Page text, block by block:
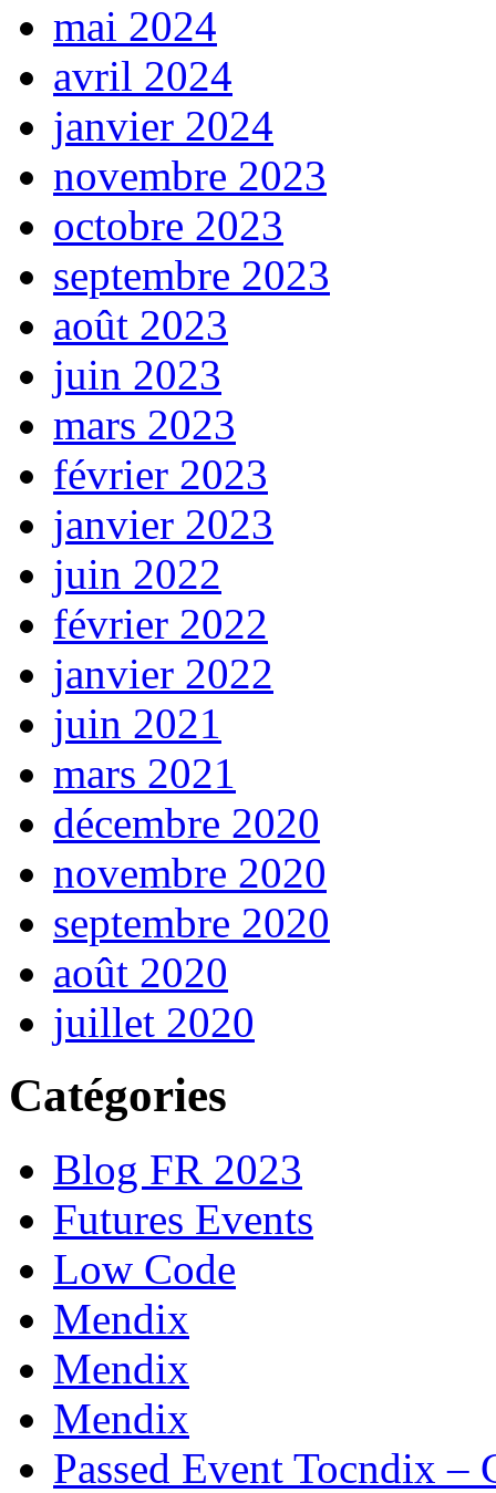
mai 2024
avril 2024
janvier 2024
novembre 2023
octobre 2023
septembre 2023
août 2023
juin 2023
mars 2023
février 2023
janvier 2023
juin 2022
février 2022
janvier 2022
juin 2021
mars 2021
décembre 2020
novembre 2020
septembre 2020
août 2020
juillet 2020
Catégories
Blog FR 2023
Futures Events
Low Code
Mendix
Mendix
Mendix
Passed Event Tocndix –